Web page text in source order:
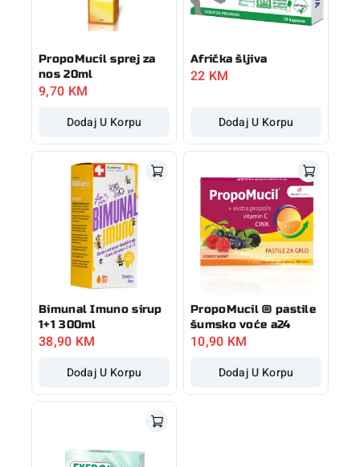
PropoMucil sprej za
nos 20ml
9,70 KM
Dodaj U Korpu
Afrička šljiva
22 KM
Dodaj U Korpu
Bimunal Imuno sirup
1+1 300ml
38,90 KM
Dodaj U Korpu
PropoMucil ® pastile
šumsko voće a24
10,90 KM
Dodaj U Korpu